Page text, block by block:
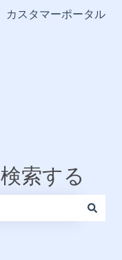
カスタマーポータル
索する